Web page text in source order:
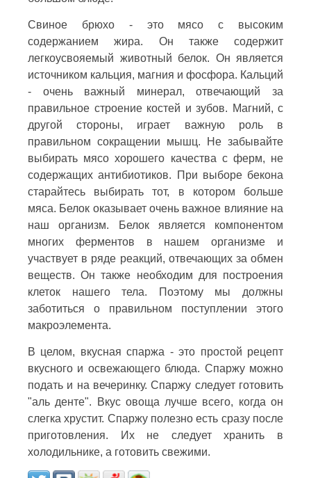
Свиное брюхо - это мясо с высоким
содержанием жира. Он также содержит
легкоусвояемый животный белок. Он является
источником кальция, магния и фосфора. Кальций
- очень важный минерал, отвечающий за
правильное строение костей и зубов. Магний, с
другой стороны, играет важную роль в
правильном сокращении мышц. Не забывайте
выбирать мясо хорошего качества с ферм, не
содержащих антибиотиков. При выборе бекона
старайтесь выбирать тот, в котором больше
мяса. Белок оказывает очень важное влияние на
наш организм. Белок является компонентом
многих ферментов в нашем организме и
участвует в ряде реакций, отвечающих за обмен
веществ. Он также необходим для построения
клеток нашего тела. Поэтому мы должны
заботиться о правильном поступлении этого
макроэлемента.
В целом, вкусная спаржа - это простой рецепт
вкусного и освежающего блюда. Спаржу можно
подать и на вечеринку. Спаржу следует готовить
"аль денте". Вкус овоща лучше всего, когда он
слегка хрустит. Спаржу полезно есть сразу после
приготовления. Их не следует хранить в
холодильнике, а готовить свежими.